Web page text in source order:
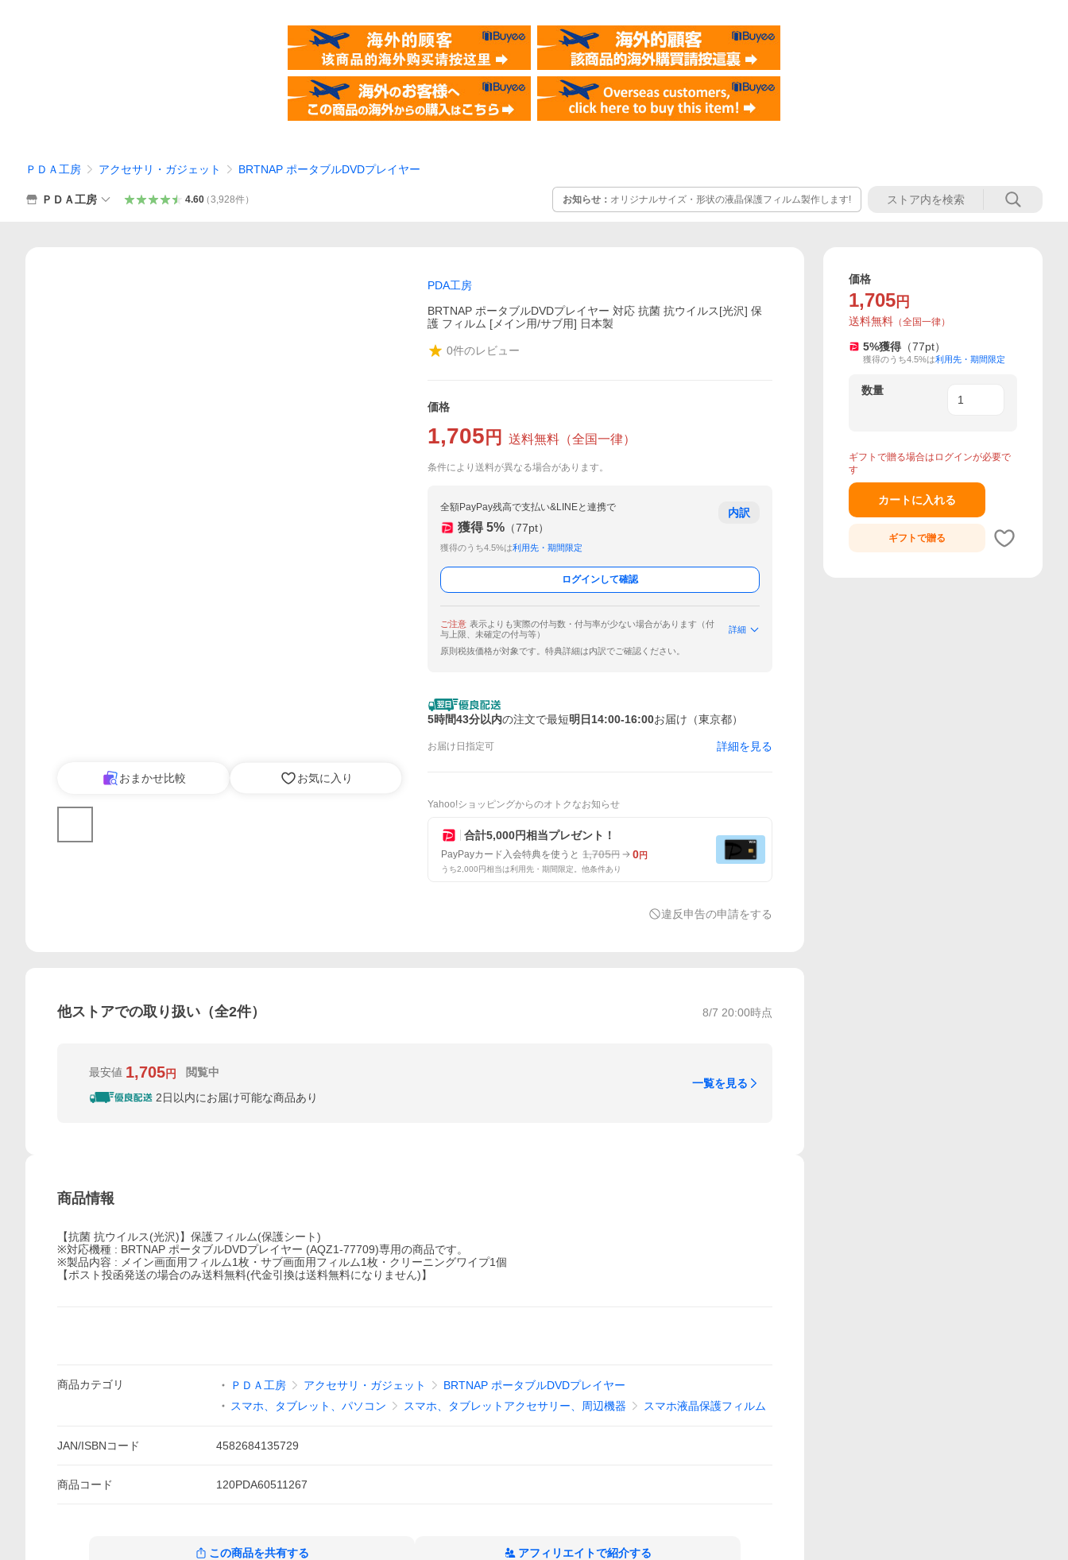
ＰＤＡ工房 アクセサリ・ガジェット BRTNAP ポータブルDVDプレイヤー
ＰＤＡ工房 4.60（3,928件） お知らせ： オリジナルサイズ・形状の液晶保護フィルム製作します!
おまかせ比較 お気に入り
PDA工房
BRTNAP ポータブルDVDプレイヤー 対応 抗菌 抗ウイルス[光沢] 保
護 フィルム [メイン用/サブ用] 日本製
0件のレビュー
価格
1,705 円 送料無料 （全国一律）
条件により送料が異なる場合があります。
全額PayPay残高で支払い&LINEと連携で
獲得 5% （77pt）
獲得のうち4.5%は利用先・期間限定
内訳
ログインして確認
ご注意 表示よりも実際の付与数・付与率が少ない場合があります（付
与上限、未確定の付与等）
詳細
原則税抜価格が対象です。特典詳細は内訳でご確認ください。
5時間43分以内の注文で最短明日14:00-16:00お届け（東京都）
お届け日指定可 詳細を見る
Yahoo!ショッピングからのオトクなお知らせ
合計5,000円相当プレゼント！
PayPayカード入会特典を使うと 1,705円 0円
うち2,000円相当は利用先・期間限定。他条件あり
違反申告の申請をする
他ストアでの取り扱い（全2件） 8/7 20:00時点
最安値 1,705円
閲覧中
2日以内にお届け可能な商品あり
一覧を見る
商品情報
【抗菌 抗ウイルス(光沢)】保護フィルム(保護シート)
※対応機種 : BRTNAP ポータブルDVDプレイヤー (AQZ1-77709)専用の商品です。
※製品内容 : メイン画面用フィルム1枚・サブ画面用フィルム1枚・クリーニングワイプ1個
【ポスト投函発送の場合のみ送料無料(代金引換は送料無料になりません)】
商品カテゴリ ＰＤＡ工房 アクセサリ・ガジェット
BRTNAP ポータブルDVDプレイヤー
スマホ、タブレット、パソコン
スマホ、タブレットアクセサリー、周辺機器 スマホ液晶保護フィルム
JAN/ISBNコード 4582684135729
商品コード 120PDA60511267
この商品を共有する アフィリエイトで紹介する
価格
1,705 円
送料無料 （全国一律）
5%獲得 （77pt）
獲得のうち4.5%は利用先・期間限定
数量
ギフトで贈る場合はログインが必要で
す
カートに入れる
ギフトで贈る